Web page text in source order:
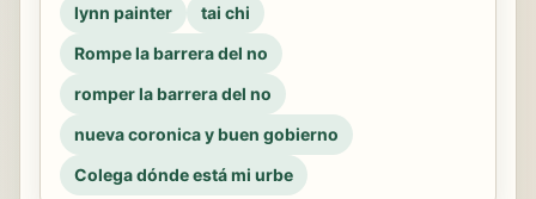
lynn painter
tai chi
Rompe la barrera del no
romper la barrera del no
nueva coronica y buen gobierno
Colega dónde está mi urbe